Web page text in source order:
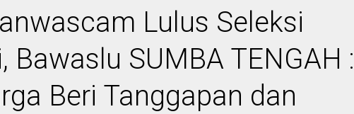
Lulus Seleksi
Bawaslu SUMBA TENGAH :
Beri Tanggapan dan